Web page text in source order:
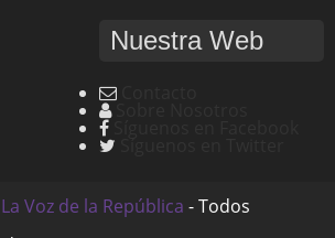
Nuestra Web
La Voz de la República - Todos